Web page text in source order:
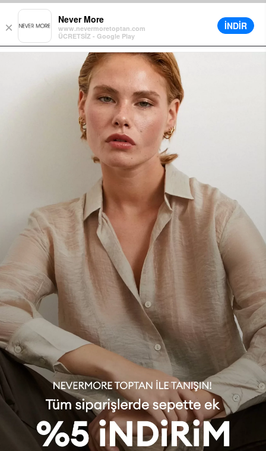
×
Never More
www.nevermoretoptan.com
ÜCRETSİZ - Google Play
İNDİR
Ek %5 İndirim